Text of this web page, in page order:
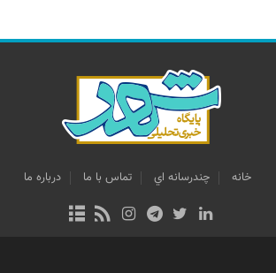
خانه چندرسانه اي تماس با ما درباره ما